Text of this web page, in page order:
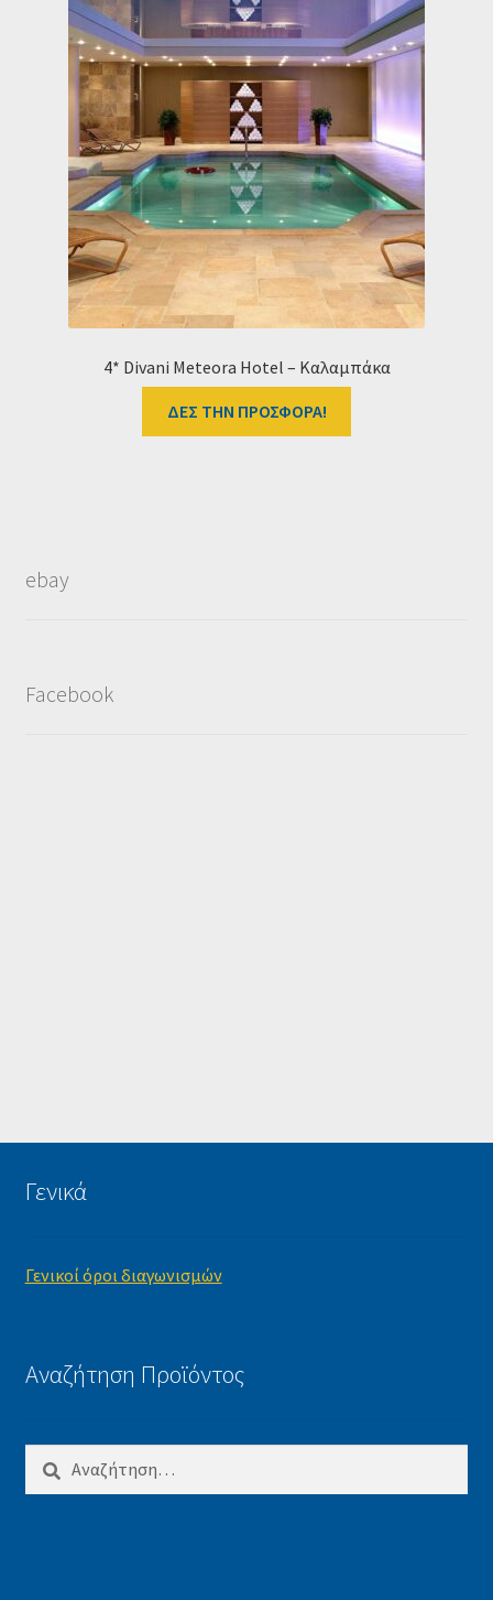
4* Divani Meteora Hotel – Καλαμπάκα
ΔΕΣ ΤΗΝ ΠΡΟΣΦΟΡΑ!
ebay
Facebook
Γενικά
Γενικοί όροι διαγωνισμών
Αναζήτηση Προϊόντος
Αναζήτηση